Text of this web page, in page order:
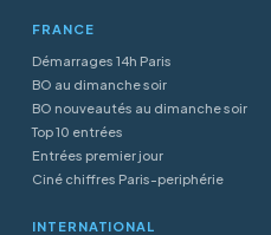
FRANCE
Démarrages 14h Paris
BO au dimanche soir
BO nouveautés au dimanche soir
Top 10 entrées
Entrées premier jour
Ciné chiffres Paris-periphérie
INTERNATIONAL